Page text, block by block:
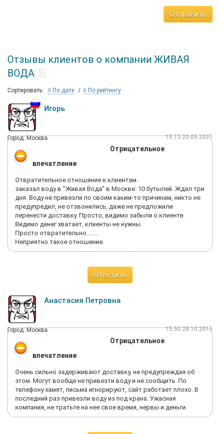
Отправить
Отзывы клиентов о компании ЖИВАЯ
ВОДА(5)
Сортировать: По дате По рейтингу
Игорь
Город: Москва 15:13 20.05.2021
Отрицательное
впечатление
Отвратительное отношение к клиентам.
заказал воду в "Живая Вода" в Москве. 10 бутылей. Ждал три
дня. Воду не привезли по своим каким-то причинам, никто не
предупредил, не отзвонились, даже не предложили
перенести доставку. Просто, видимо забыли о клиенте.
Видимо денег хватает, клиенты не нужны.
Просто отвратительно........
Неприятно такое отношение.
Ответить
Анастасия Петровна
Город: Москва 15:50 28.10.2015
Отрицательное
впечатление
Очень сильно задерживают доставку, не предупреждая об
этом. Могут вообще не привезти воду и не сообщить. По
телефону хамят, письма игнорируют, сайт работает плохо. В
последний раз привезли воду из под крана. Ужасная
компания, не тратьте на нее свое время, нервы и деньги.